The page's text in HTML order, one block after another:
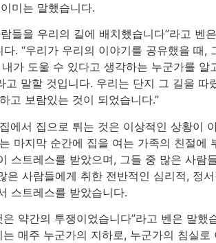
미는 말했습니다.
들을 우리의 길에 배치했습니다”라고 벤은
다. “우리가 우리의 이야기를 공유했을 때,
내가 도울 수 있다고 생각하는 누군가를 알
고 말할 것입니다. 우리는 단지 그 길을 따
고 보람있는 것이 되었습니다.”
에서 집으로 튀는 것은 이상적인 상황이
마지막 순간에 집을 여는 가족의 친절에
스트레스를 받았으며, 그들 중 많은 사람
은 사람들에게 취한 전반적인 심리적, 정
스트레스를 받았습니다.
은 약간의 투쟁이었습니다”라고 벤은 말했
는 매주 누군가의 지하로, 누군가의 침실로